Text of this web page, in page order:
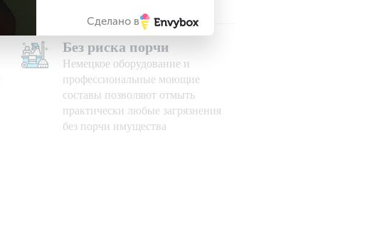
Без риска порчи
Немецкое оборудование и
профессиональные моющие
составы позволяют отмыть
практически любые загрязнения
без порчи имущества
Сделано в